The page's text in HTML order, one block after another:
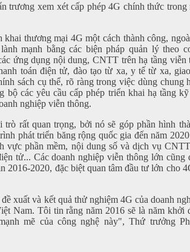
trương xem xét cấp phép 4G chính thức
thương mại 4G một cách thành công,
mạnh bằng các biện pháp quản lý theo
ứng dụng nội dung, CNTT trên hạ tầng viễn
toán điện tử, đào tạo từ xa, y tế từ xa,
sách cụ thể, rõ ràng trong việc dùng chung
bộ các yêu cầu cấp phép triển khai hạ tầng
nghiệp viễn thông.
rất quan trọng, bởi nó sẽ góp phần hình
phát triển băng rộng quốc gia đến năm
vực phần mềm, nội dung số và dịch vụ
tử... Các doanh nghiệp viễn thông lớn cũng
2016-2020, đặc biệt quan tâm đầu tư lớn cho
xuất và kết quả thử nghiệm 4G của doanh
Nam. Tôi tin rằng năm 2016 sẽ là năm khởi
mẽ của công nghệ này", Thứ trưởng